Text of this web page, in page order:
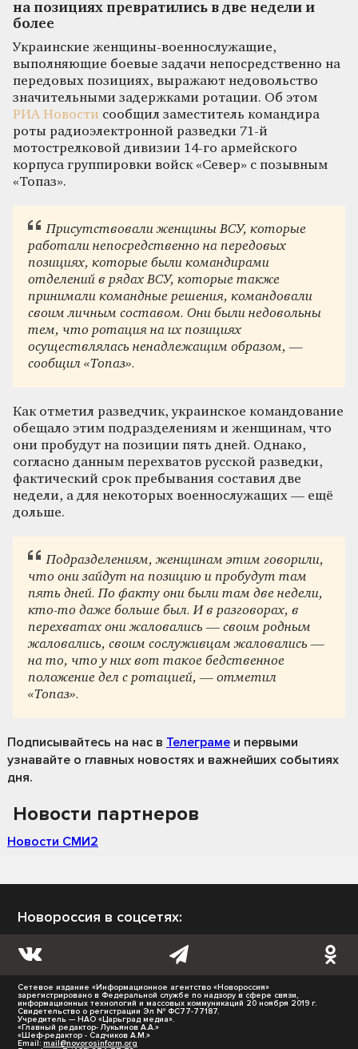
на позициях превратились в две недели и
более
Украинские женщины-военнослужащие,
выполняющие боевые задачи непосредственно на
передовых позициях, выражают недовольство
значительными задержками ротации. Об этом
РИА Новости сообщил заместитель командира
роты радиоэлектронной разведки 71-й
мотострелковой дивизии 14-го армейского
корпуса группировки войск «Север» с позывным
«Топаз».
Присутствовали женщины ВСУ, которые
работали непосредственно на передовых
позициях, которые были командирами
отделений в рядах ВСУ, которые также
принимали командные решения, командовали
своим личным составом. Они были недовольны
тем, что ротация на их позициях
осуществлялась ненадлежащим образом, —
сообщил «Топаз».
Как отметил разведчик, украинское командование
обещало этим подразделениям и женщинам, что
они пробудут на позиции пять дней. Однако,
согласно данным перехватов русской разведки,
фактический срок пребывания составил две
недели, а для некоторых военнослужащих — ещё
дольше.
Подразделениям, женщинам этим говорили,
что они зайдут на позицию и пробудут там
пять дней. По факту они были там две недели,
кто-то даже больше был. И в разговорах, в
перехватах они жаловались — своим родным
жаловались, своим сослуживцам жаловались —
на то, что у них вот такое бедственное
положение дел с ротацией, — отметил
«Топаз».
Подписывайтесь на нас в Телеграме и первыми
узнавайте о главных новостях и важнейших событиях
дня.
Новости партнеров
Новости СМИ2
Новороссия в соцсетях:
Сетевое издание «Информационное агентство «Новороссия»
зарегистрировано в Федеральной службе по надзору в сфере связи,
информационных технологий и массовых коммуникаций 20 ноября 2019 г.
Свидетельство о регистрации Эл № ФС77-77187.
Учредитель — НАО «Царьград медиа».
«Главный редактор- Лукьянов А.А.»
«Шеф-редактор - Садчиков А.М.»
Email: mail@novorosinform.org